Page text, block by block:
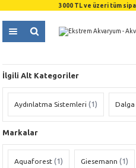
3000 TL ve üzeri tüm
İlgili Alt Kategoriler
Aydınlatma Sistemleri (1)
Markalar
Aquaforest (1) Giesemann (1)